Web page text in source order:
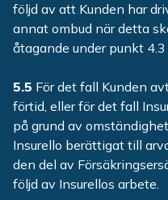
följd av att Kunden har
annat ombud när detta
åtagande under punkt
5.5 För det fall Kunden
förtid, eller för det fall
på grund av
Insurello berättigat till
den del av
följd av Insurellos arbete.